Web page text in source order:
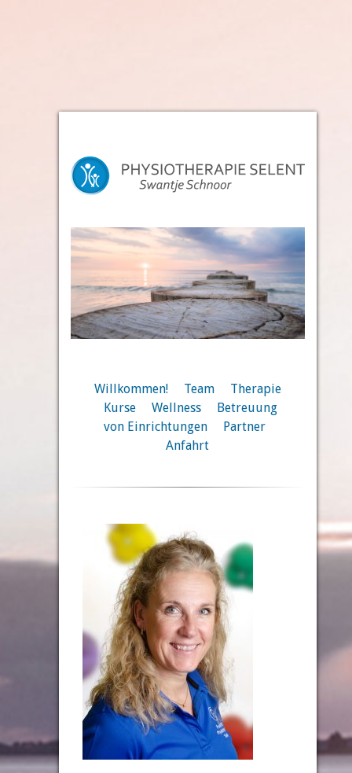
Willkommen! Team
Therapie
Kurse
Wellness
Betreuung
von Einrichtungen
Partner
Anfahrt